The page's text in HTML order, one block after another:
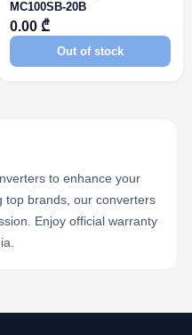
MC100SB-20B
0.00 ₾
Out of stock
to enhance your
top brands, our converters
Enjoy official warranty